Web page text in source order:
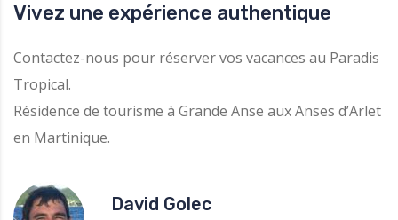
Vivez une expérience authentique
Contactez-nous pour réserver vos vacances au Paradis
Tropical.
Résidence de tourisme à Grande Anse aux Anses d’Arlet
en Martinique.
David Golec